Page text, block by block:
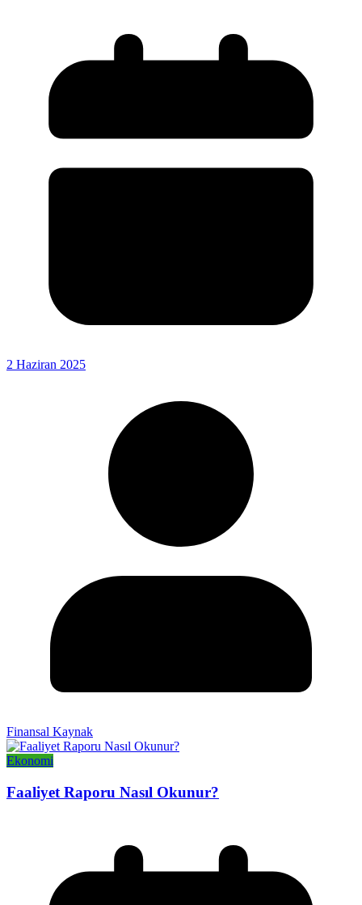
2 Haziran 2025
Finansal Kaynak
Ekonomi
Faaliyet Raporu Nasıl Okunur?